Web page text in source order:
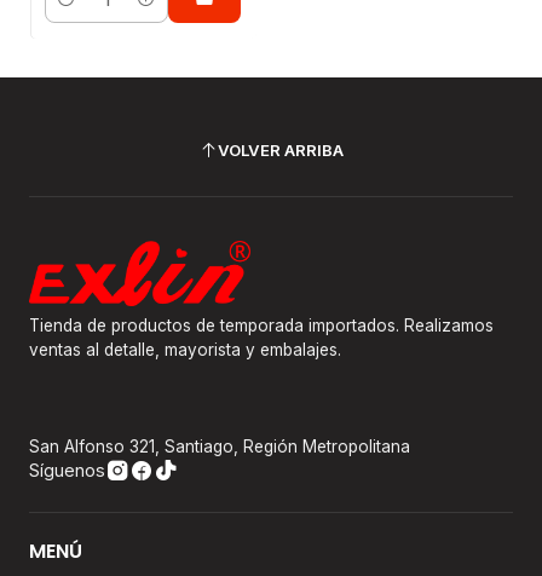
Cantidad
VOLVER ARRIBA
Tienda de productos de temporada importados. Realizamos
ventas al detalle, mayorista y embalajes.
San Alfonso 321, Santiago, Región Metropolitana
Síguenos
MENÚ